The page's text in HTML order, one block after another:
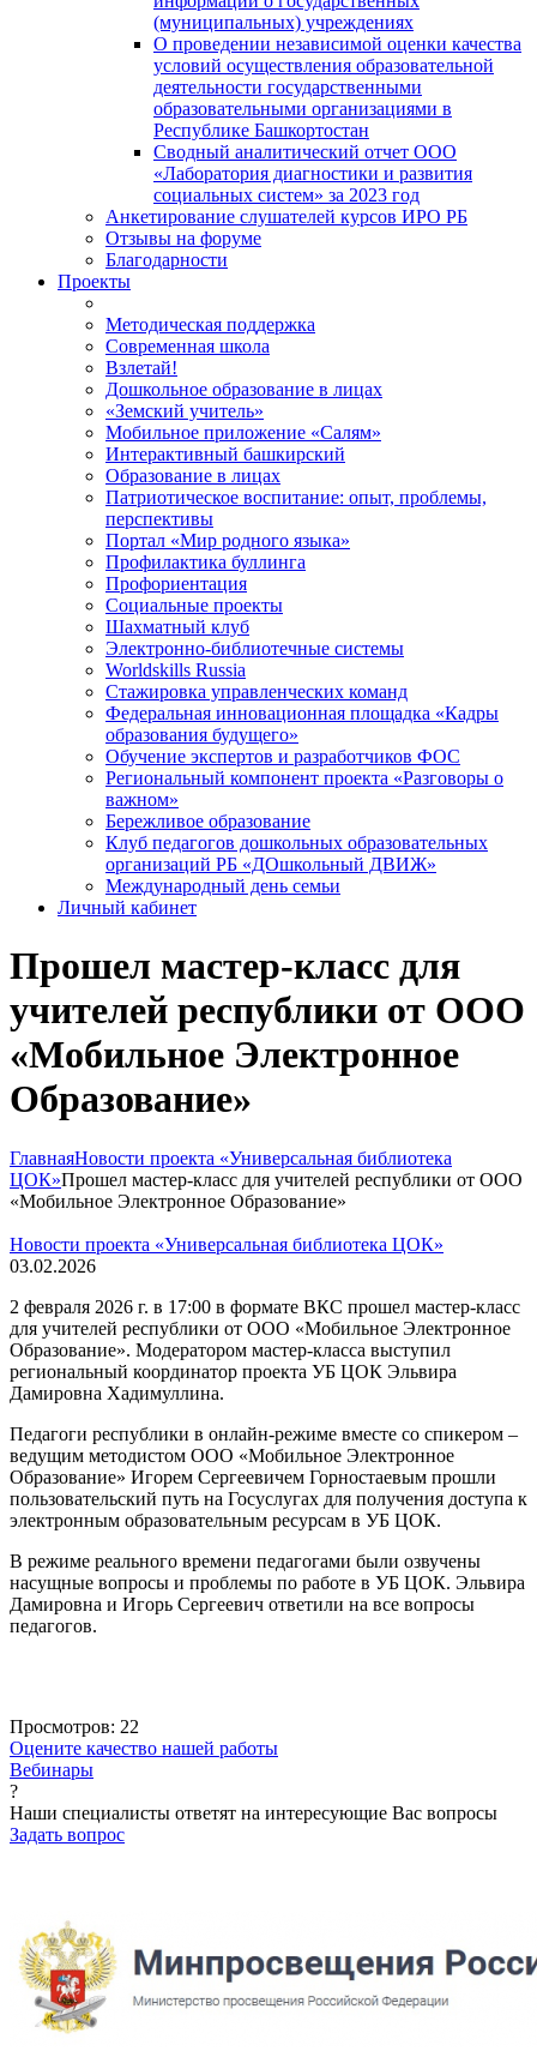
(муниципальных) учреждениях
О проведении независимой оценки качества
условий осуществления образовательной
деятельности государственными
образовательными организациями в
Республике Башкортостан
Сводный аналитический отчет ООО
«Лаборатория диагностики и развития
социальных систем» за 2023 год
Анкетирование слушателей курсов ИРО РБ
Отзывы на форуме
Благодарности
Проекты
Методическая поддержка
Современная школа
Взлетай!
Дошкольное образование в лицах
«Земский учитель»
Мобильное приложение «Салям»
Интерактивный башкирский
Образование в лицах
Патриотическое воспитание: опыт, проблемы,
перспективы
Портал «Мир родного языка»
Профилактика буллинга
Профориентация
Социальные проекты
Шахматный клуб
Электронно-библиотечные системы
Worldskills Russia
Стажировка управленческих команд
Федеральная инновационная площадка «Кадры
образования будущего»
Обучение экспертов и разработчиков ФОС
Региональный компонент проекта «Разговоры о
важном»
Бережливое образование
Клуб педагогов дошкольных образовательных
организаций РБ «ДОшкольный ДВИЖ»
Международный день семьи
Личный кабинет
Прошел мастер-класс для
учителей республики от ООО
«Мобильное Электронное
Образование»
ГлавнаяНовости проекта «Универсальная библиотека
ЦОК»Прошел мастер-класс для учителей республики от ООО
«Мобильное Электронное Образование»
Новости проекта «Универсальная библиотека ЦОК»
03.02.2026
2 февраля 2026 г. в 17:00 в формате ВКС прошел мастер-класс
для учителей республики от ООО «Мобильное Электронное
Образование». Модератором мастер-класса выступил
региональный координатор проекта УБ ЦОК Эльвира
Дамировна Хадимуллина.
Педагоги республики в онлайн-режиме вместе со спикером –
ведущим методистом ООО «Мобильное Электронное
Образование» Игорем Сергеевичем Горностаевым прошли
пользовательский путь на Госуслугах для получения доступа к
электронным образовательным ресурсам в УБ ЦОК.
В режиме реального времени педагогами были озвучены
насущные вопросы и проблемы по работе в УБ ЦОК. Эльвира
Дамировна и Игорь Сергеевич ответили на все вопросы
педагогов.
Просмотров: 22
Оцените качество нашей работы
Вебинары
?
Наши специалисты ответят на интересующие Вас вопросы
Задать вопрос